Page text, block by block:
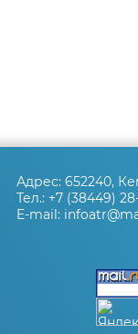
Адрес: 652240,
Тел.: +7 (38449)
E-mail: